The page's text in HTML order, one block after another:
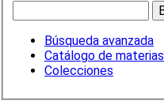
Búsqueda avanzada
Catálogo de materias
Colecciones